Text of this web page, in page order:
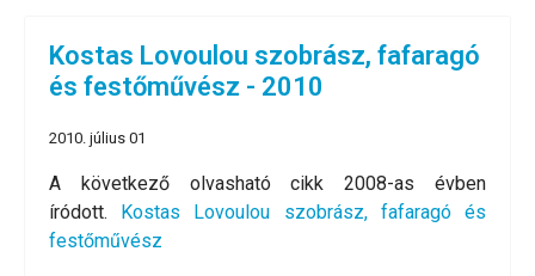
Kostas Lovoulou szobrász, fafaragó
és festőművész - 2010
2010. július 01
A következő olvasható cikk 2008-as évben
íródott. Kostas Lovoulou szobrász, fafaragó és
festőművész